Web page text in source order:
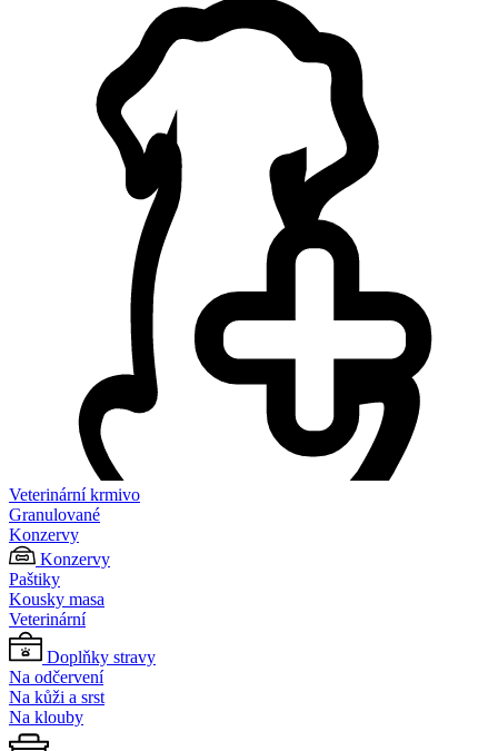
Veterinární krmivo
Granulované
Konzervy
Konzervy
Paštiky
Kousky masa
Veterinární
Doplňky stravy
Na odčervení
Na kůži a srst
Na klouby